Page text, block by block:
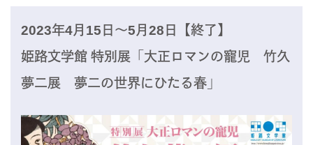
2023年4月15日～5月28日【終了】
姫路文学館 特別展「大正ロマンの寵児 竹久
夢二展 夢二の世界にひたる春」